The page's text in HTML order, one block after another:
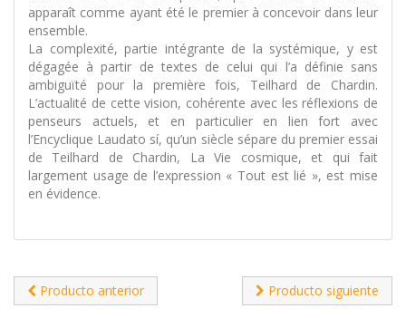
apparaît comme ayant été le premier à concevoir dans leur
ensemble.
La complexité, partie intégrante de la systémique, y est
dégagée à partir de textes de celui qui l’a définie sans
ambiguïté pour la première fois, Teilhard de Chardin.
L’actualité de cette vision, cohérente avec les réflexions de
penseurs actuels, et en particulier en lien fort avec
l’Encyclique Laudato sí, qu’un siècle sépare du premier essai
de Teilhard de Chardin, La Vie cosmique, et qui fait
largement usage de l’expression « Tout est lié », est mise
en évidence.
Producto anterior Producto siguiente